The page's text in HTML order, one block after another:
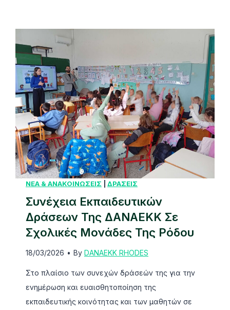
γ
κ
ό
σ
μ
ι
α
Η
μ
έ
ρ
α
ε
ρ
ι
β
Κ
Κ
ε
π
ε
κ
τ
ε
ί
ν
ε
τ
α
ι
σ
τ
η
ΝΕΑ & ΑΝΑΚΟΙΝΩΣΕΙΣ ΔΡΑΣΕΙΣ
Συνέχεια Εκπαιδευτικών
Δράσεων Της ΔΑΝΑΕΚΚ Σε
Σχολικές Μονάδες Της Ρόδου
18/03/2026 • By DANAEKK RHODES
Στο πλαίσιο των συνεχών δράσεών της για την
ενημέρωση και ευαισθητοποίηση της
εκπαιδευτικής κοινότητας και των μαθητών σε